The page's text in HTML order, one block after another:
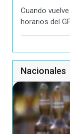
Cuando
horarios del
Nacionales